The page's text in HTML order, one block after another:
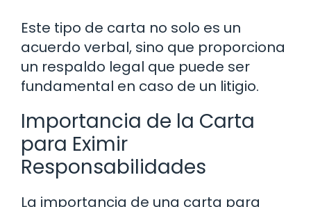
Este tipo de carta no solo es un
acuerdo verbal, sino que proporciona
un respaldo legal que puede ser
fundamental en caso de un litigio.
Importancia de la Carta
para Eximir
Responsabilidades
La importancia de una carta para